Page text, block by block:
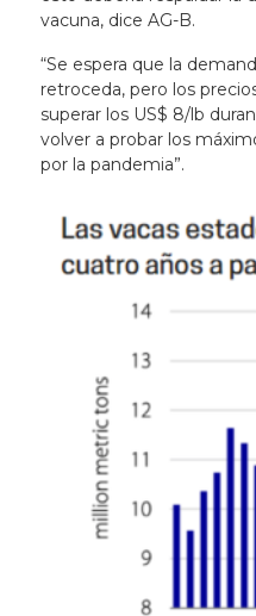
vacuna, dice AG-B.
“Se espera que la
retroceda, pero los
superar los US$ 8/lb
volver a probar los
por la pandemia”.